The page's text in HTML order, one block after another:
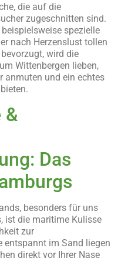
die auf die
zugeschnitten sind.
spezielle
nach Herzenslust tollen
wird die
Wittenbergen lieben,
anmuten und ein echtes
&
Das
besonders für uns
ist die maritime Kulisse
zur
entspannt im Sand liegen
direkt vor Ihrer Nase